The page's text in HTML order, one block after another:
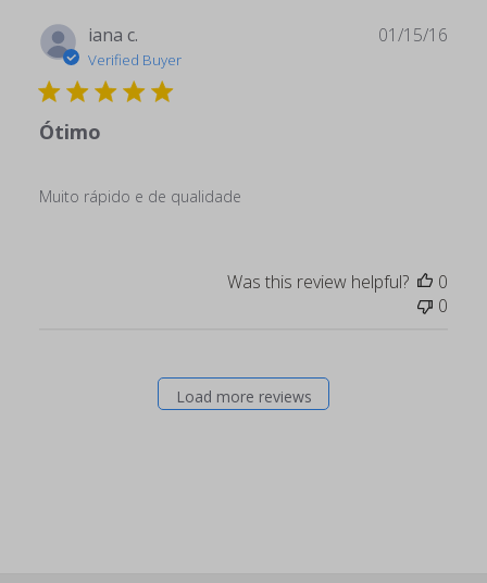
iana c.
Verified Buyer
Ótimo
Muito rápido e de qualidade
01/15/16
Was this review helpful?
0
0
Load more reviews